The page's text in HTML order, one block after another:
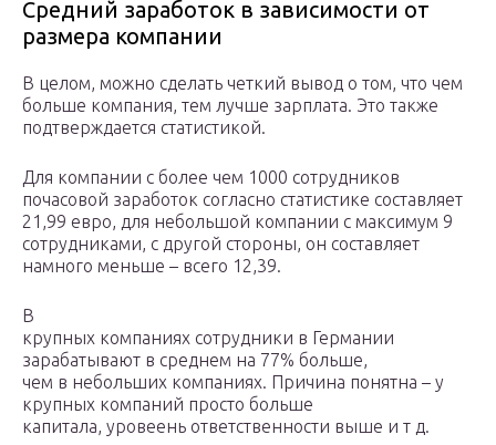
Средний заработок в зависимости от
размера компании
В целом, можно сделать четкий вывод о том, что чем
больше компания, тем лучше зарплата. Это также
подтверждается статистикой.
Для компании с более чем 1000 сотрудников
почасовой заработок согласно статистике составляет
21,99 евро, для небольшой компании с максимум 9
сотрудниками, с другой стороны, он составляет
намного меньше – всего 12,39.
В
крупных компаниях сотрудники в Германии
зарабатывают в среднем на 77% больше,
чем в небольших компаниях. Причина понятна – у
крупных компаний просто больше
капитала, уровеень ответственности выше и т д.